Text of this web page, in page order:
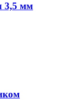
3,5 мм